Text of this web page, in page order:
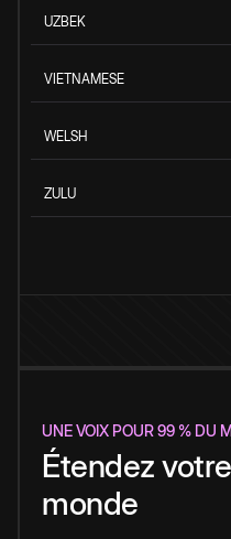
UZBEK
VIETNAMESE
WELSH
ZULU
UNE VOIX POUR 99 % DU
Étendez
monde